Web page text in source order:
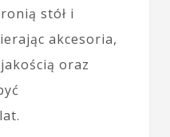
stół i
akcesoria,
oraz